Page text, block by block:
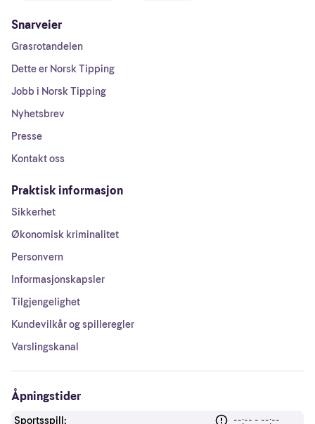
Snarveier
Grasrotandelen
Dette er Norsk Tipping
Jobb i Norsk Tipping
Nyhetsbrev
Presse
Kontakt oss
Praktisk informasjon
Sikkerhet
Økonomisk kriminalitet
Personvern
Informasjonskapsler
Tilgjengelighet
Kundevilkår og spilleregler
Varslingskanal
Åpningstider
Sportsspill: --:-- - --:--